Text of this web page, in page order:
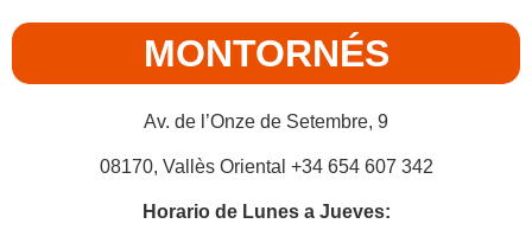
MONTORNÉS
Av. de l’Onze de Setembre, 9
08170, Vallès Oriental +34 654 607 342
Horario de Lunes a Jueves: